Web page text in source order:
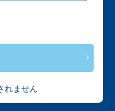
れません